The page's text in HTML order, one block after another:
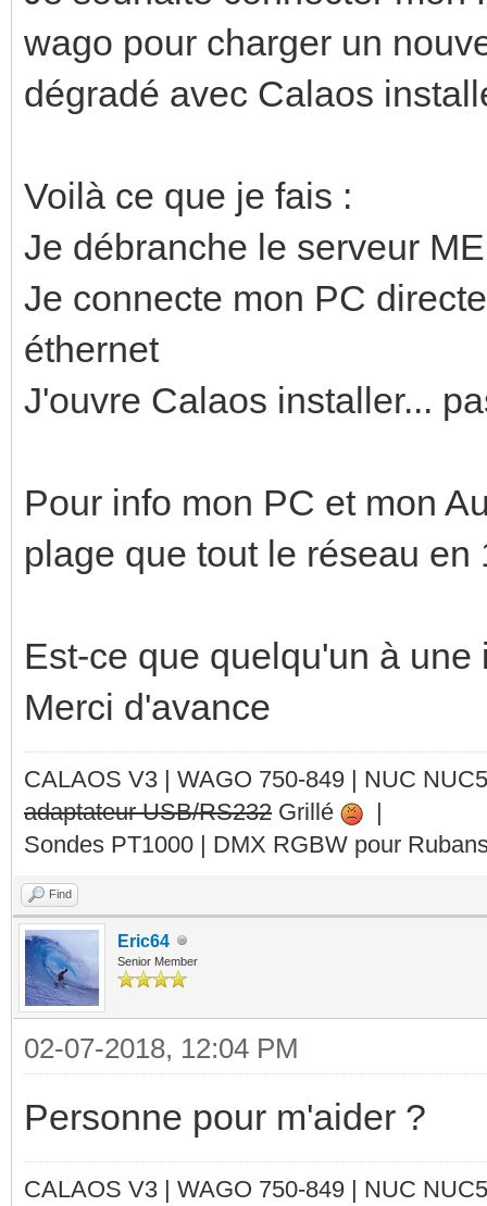
wago pour charger un
dégradé avec Calaos
Voilà ce que je fais :
Je débranche le serveur
Je connecte mon PC
éthernet
J'ouvre Calaos installer...
Pour info mon PC et mon
plage que tout le réseau en
Est-ce que quelqu'un à une
Merci d'avance
CALAOS V3 | WAGO 750-849 | NUC
adaptateur USB/RS232 Grillé
|
Sondes PT1000 | DMX RGBW pour
Find
Eric64
Senior Member
02-07-2018, 12:04 PM
Personne pour m'aider ?
CALAOS V3 | WAGO 750-849 | NUC